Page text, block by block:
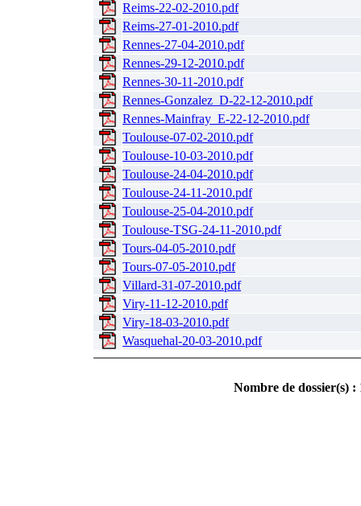
Reims-22-02-2010.pdf
Reims-27-01-2010.pdf
Rennes-27-04-2010.pdf
Rennes-29-12-2010.pdf
Rennes-30-11-2010.pdf
Rennes-Gonzalez_D-22-12-2010.pdf
Rennes-Mainfray_E-22-12-2010.pdf
Toulouse-07-02-2010.pdf
Toulouse-10-03-2010.pdf
Toulouse-24-04-2010.pdf
Toulouse-24-11-2010.pdf
Toulouse-25-04-2010.pdf
Toulouse-TSG-24-11-2010.pdf
Tours-04-05-2010.pdf
Tours-07-05-2010.pdf
Villard-31-07-2010.pdf
Viry-11-12-2010.pdf
Viry-18-03-2010.pdf
Wasquehal-20-03-2010.pdf
Nombre de dossier(s)